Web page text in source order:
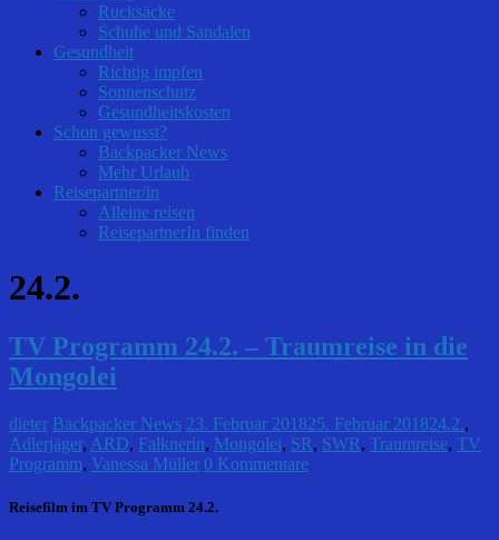
Rucksäcke
Schuhe und Sandalen
Gesundheit
Richtig impfen
Sonnenschutz
Gesundheitskosten
Schon gewusst?
Backpacker News
Mehr Urlaub
Reisepartner/in
Alleine reisen
ReisepartnerIn finden
24.2.
TV Programm 24.2. – Traumreise in die
Mongolei
dieter Backpacker News 23. Februar 201825. Februar 201824.2.,
Adlerjäger, ARD, Falknerin, Mongolei, SR, SWR, Traumreise, TV
Programm, Vanessa Müller 0 Kommentare
Reisefilm im TV Programm 24.2.